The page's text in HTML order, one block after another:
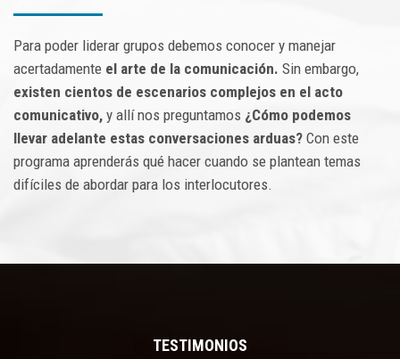
Para poder liderar grupos debemos conocer y manejar
acertadamente el arte de la comunicación. Sin embargo,
existen cientos de escenarios complejos en el acto
comunicativo, y allí nos preguntamos ¿Cómo podemos
llevar adelante estas conversaciones arduas? Con este
programa aprenderás qué hacer cuando se plantean temas
difíciles de abordar para los interlocutores.
TESTIMONIOS